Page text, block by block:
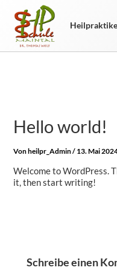
Inhalt
springen
Hello world!
Vonheilpr_Admin/ 13. Mai
Welcome to WordPress.
it, then start writing!
Schreibe einen